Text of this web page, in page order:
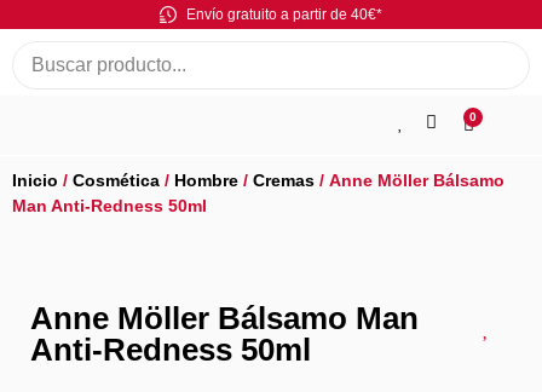
Envío gratuito a partir de 40€*
0
Inicio / Cosmética / Hombre / Cremas / Anne Möller Bálsamo
Man Anti-Redness 50ml
Anne Möller Bálsamo Man
Anti-Redness 50ml